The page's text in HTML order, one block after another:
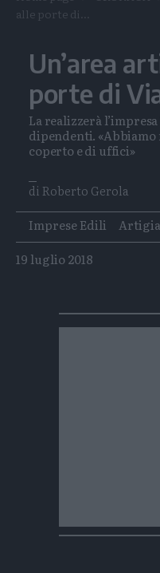
alle porte di...
Un’area
porte di
La realizzerà
dipendenti. «Abbiamo
coperto e di uffici»
di Roberto Gerola
Tags
Imprese Edili
19 luglio 2018